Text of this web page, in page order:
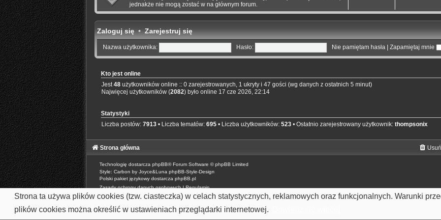
Strona ta używa plików cookies (tzw. ciasteczka) w celach statystycznych, reklamowych oraz funkcjonalnych. Warunki
plików cookies można określić w ustawieniach przeglądarki internetowej.
jednakże nie mogą zostać w na głównym forum.
Zaloguj się•Zarejestruj się
Nazwa użytkownika: Hasło: Nie pamiętam hasła | Zapamiętaj mnie
Kto jest online
Jest48 użytkowników online :: 0 zarejestrowanych, 1 ukryty i 47 gości (wg danych z ostatnich 5 minut)
Najwięcej użytkowników (2082) było online 17 cze 2026, 22:14
Statystyki
Liczba postów:7913 • Liczba tematów:695 • Liczba użytkowników:523 • Ostatnio zarejestrowany użytkownik:thompsonix
Strona główna
Technologię dostarcza phpBB® Forum Software © phpBB Limited
Style: Carbon by Joyce&Luna phpBB-Style-Design
Polski pakiet językowy dostarcza phpBB.pl
Zasady ochrony danych osobowych |Regulamin